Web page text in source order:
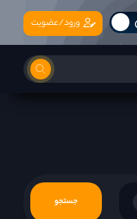
ورود/عضویت
جستجو